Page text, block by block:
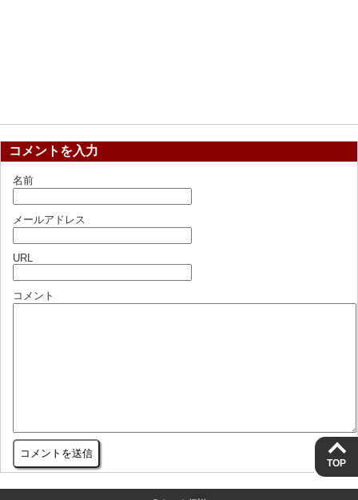
コメントを入力
名前
メールアドレス
URL
コメント
TOP